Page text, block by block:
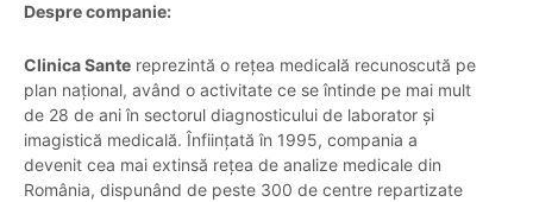
Despre companie:
Clinica Sante reprezintă o rețea medicală recunoscută pe
plan național, având o activitate ce se întinde pe mai mult
de 28 de ani în sectorul diagnosticului de laborator și
imagistică medicală. Înființată în 1995, compania a
devenit cea mai extinsă rețea de analize medicale din
România, dispunând de peste 300 de centre repartizate